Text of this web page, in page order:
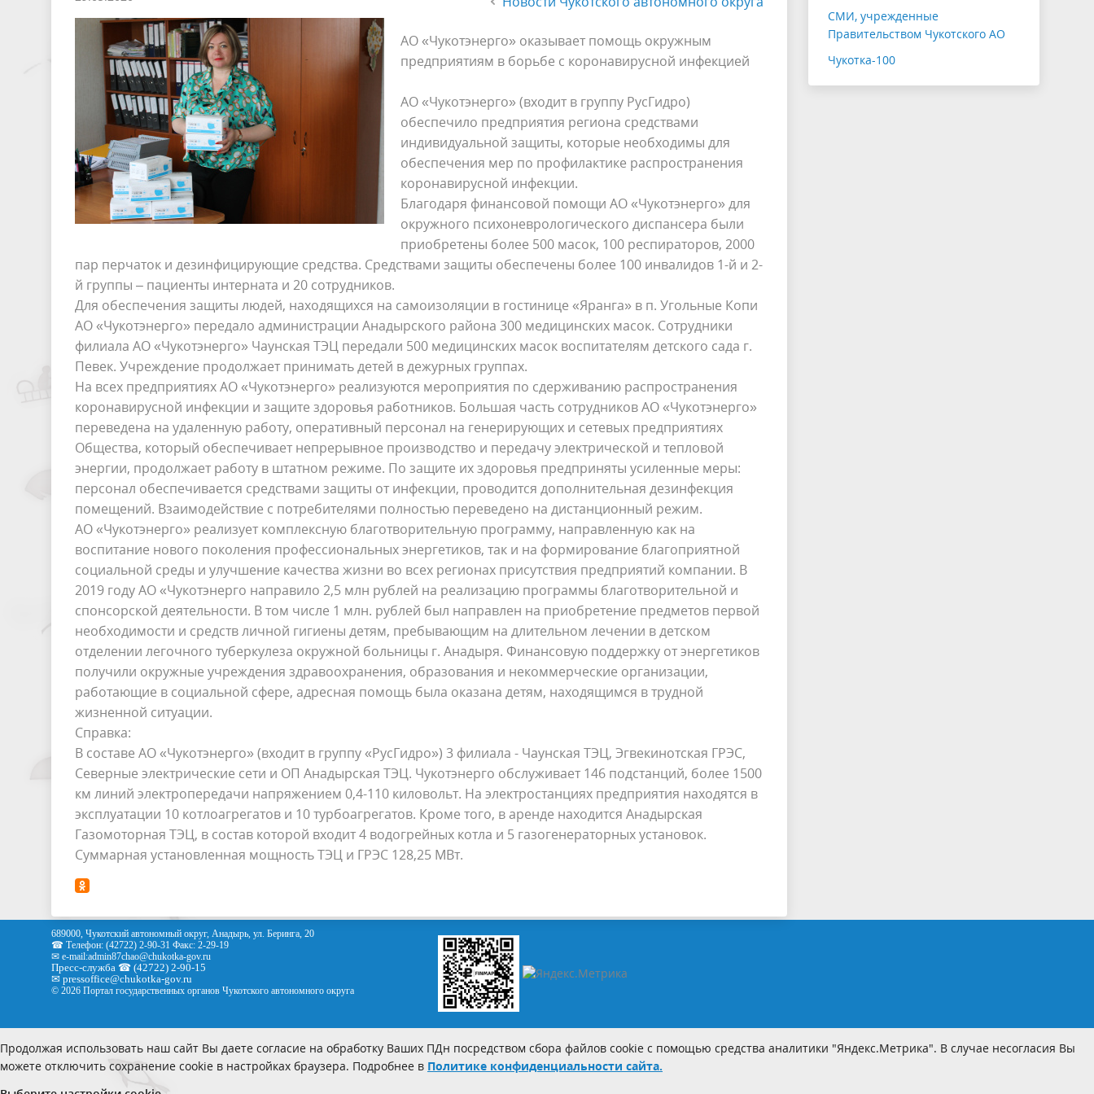
АО «Чукотэнерго» оказывает помощь окружным
предприятиям в борьбе с коронавирусной инфекцией
АО «Чукотэнерго» (входит в группу РусГидро)
обеспечило предприятия региона средствами
индивидуальной защиты, которые необходимы для
обеспечения мер по профилактике распространения
коронавирусной инфекции.
Благодаря финансовой помощи АО «Чукотэнерго» для
окружного психоневрологического диспансера были
приобретены более 500 масок, 100 респираторов, 2000
пар перчаток и дезинфицирующие средства. Средствами защиты обеспечены более 100 инвалидов 1-й и 2-
й группы – пациенты интерната и 20 сотрудников.
Для обеспечения защиты людей, находящихся на самоизоляции в гостинице «Яранга» в п. Угольные Копи
АО «Чукотэнерго» передало администрации Анадырского района 300 медицинских масок. Сотрудники
филиала АО «Чукотэнерго» Чаунская ТЭЦ передали 500 медицинских масок воспитателям детского сада г.
Певек. Учреждение продолжает принимать детей в дежурных группах.
На всех предприятиях АО «Чукотэнерго» реализуются мероприятия по сдерживанию распространения
коронавирусной инфекции и защите здоровья работников. Большая часть сотрудников АО «Чукотэнерго»
переведена на удаленную работу, оперативный персонал на генерирующих и сетевых предприятиях
Общества, который обеспечивает непрерывное производство и передачу электрической и тепловой
энергии, продолжает работу в штатном режиме. По защите их здоровья предприняты усиленные меры:
персонал обеспечивается средствами защиты от инфекции, проводится дополнительная дезинфекция
помещений. Взаимодействие с потребителями полностью переведено на дистанционный режим.
АО «Чукотэнерго» реализует комплексную благотворительную программу, направленную как на
воспитание нового поколения профессиональных энергетиков, так и на формирование благоприятной
социальной среды и улучшение качества жизни во всех регионах присутствия предприятий компании. В
2019 году АО «Чукотэнерго направило 2,5 млн рублей на реализацию программы благотворительной и
спонсорской деятельности. В том числе 1 млн. рублей был направлен на приобретение предметов первой
необходимости и средств личной гигиены детям, пребывающим на длительном лечении в детском
отделении легочного туберкулеза окружной больницы г. Анадыря. Финансовую поддержку от энергетиков
получили окружные учреждения здравоохранения, образования и некоммерческие организации,
работающие в социальной сфере, адресная помощь была оказана детям, находящимся в трудной
жизненной ситуации.
Справка:
В составе АО «Чукотэнерго» (входит в группу «РусГидро») 3 филиала - Чаунская ТЭЦ, Эгвекинотская ГРЭС,
Северные электрические сети и ОП Анадырская ТЭЦ. Чукотэнерго обслуживает 146 подстанций, более 1500
км линий электропередачи напряжением 0,4-110 киловольт. На электростанциях предприятия находятся в
эксплуатации 10 котлоагрегатов и 10 турбоагрегатов. Кроме того, в аренде находится Анадырская
Газомоторная ТЭЦ, в состав которой входит 4 водогрейных котла и 5 газогенераторных установок.
Суммарная установленная мощность ТЭЦ и ГРЭС 128,25 МВт.
СМИ, учрежденные
Правительством Чукотского АО
Чукотка-100
689000, Чукотский автономный округ, Анадырь, ул. Беринга, 20
☎ Телефон: (42722) 2-90-31 Факс: 2-29-19
✉ e-mail:admin87chao@chukotka-gov.ru
Пресс-служба ☎ (42722) 2-90-15
✉ pressoffice@chukotka-gov.ru
© 2026 Портал государственных органов Чукотского автономного округа
Продолжая использовать наш сайт Вы даете согласие на обработку Ваших ПДн посредством сбора файлов cookie с помощью средства аналитики "Яндекс.Метрика". В случае несогласия Вы
можете отключить сохранение cookie в настройках браузера. Подробнее в Политике конфиденциальности сайта.